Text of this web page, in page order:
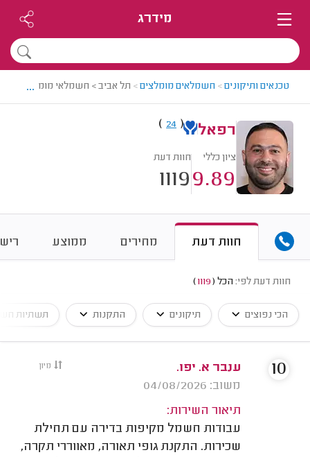
מידרג
טכנאים ותיקונים> חשמלאים מומלצים> תל אביב > חשמלאי מומלץ -
...
רפאל (
24
)
ציון כללי
9.89
חוות דעת
1119
חוות דעת מחירים ממוצע
חוות דעת לפי: הכל (
1119
)
הכי נפוצים תיקונים התקנות תשתיות
מיון
ענבר א. יפו.
משוב: 04/08/2026
תיאור השירות:
עבודות חשמל מקיפות בדירה עם תחילת
שכירות. התקנת גופי תאורה, מאווררי תקרה,
10